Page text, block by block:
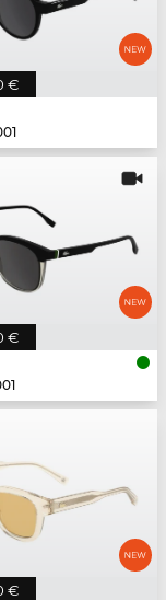
€
€
€